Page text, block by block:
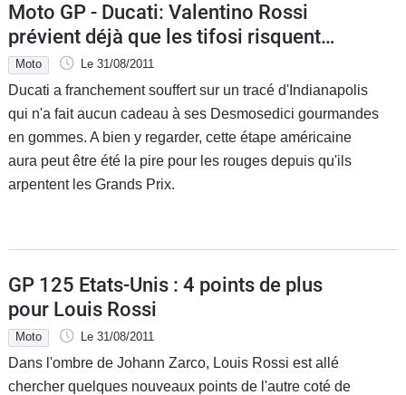
Moto GP - Ducati: Valentino Rossi
prévient déjà que les tifosi risquent
d'être bien déçus à Misano
Moto Le 31/08/2011
Ducati a franchement souffert sur un tracé d'Indianapolis
qui n'a fait aucun cadeau à ses Desmosedici gourmandes
en gommes. A bien y regarder, cette étape américaine
aura peut être été la pire pour les rouges depuis qu'ils
arpentent les Grands Prix.
GP 125 Etats-Unis : 4 points de plus
pour Louis Rossi
Moto Le 31/08/2011
Dans l'ombre de Johann Zarco, Louis Rossi est allé
chercher quelques nouveaux points de l'autre coté de